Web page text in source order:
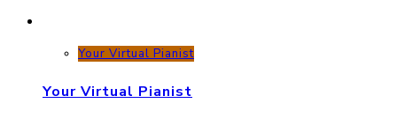
Your Virtual Pianist
Your Virtual Pianist